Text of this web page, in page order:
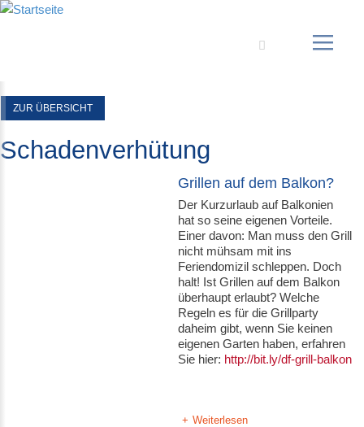
ZUR ÜBERSICHT
Schadenverhütung
Grillen auf dem Balkon?
Der Kurzurlaub auf Balkonien
hat so seine eigenen Vorteile.
Einer davon: Man muss den Grill
nicht mühsam mit ins
Feriendomizil schleppen. Doch
halt! Ist Grillen auf dem Balkon
überhaupt erlaubt? Welche
Regeln es für die Grillparty
daheim gibt, wenn Sie keinen
eigenen Garten haben, erfahren
Sie hier: http://bit.ly/df-grill-balkon
Weiterlesen